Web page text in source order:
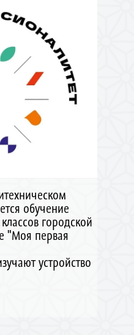
обучение
городской
"Моя первая
устройство